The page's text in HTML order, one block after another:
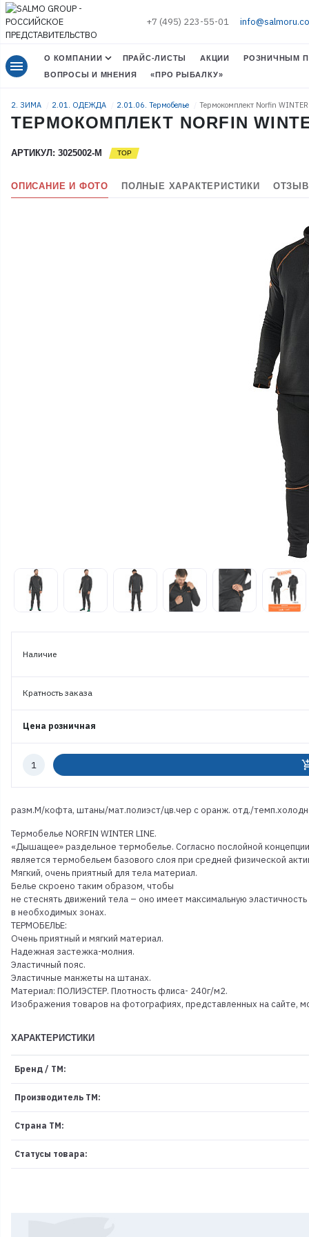
+7 (495) 223-55-01
menu О КОМПАНИИ ПРАЙС-ЛИСТЫ АКЦИИ
РОЗНИЧНЫМ
ВОПРОСЫ И МНЕНИЯ
«ПРО РЫБАЛКУ»
2. ЗИМА 2.01. ОДЕЖДА 2.01.06. Термобелье Термокомплект Norfin
ТЕРМОКОМПЛЕКТ NORFIN
АРТИКУЛ: 3025002-M
ОПИСАНИЕ И ФОТО ПОЛНЫЕ ХАРАКТЕРИСТИКИ
Наличие
Кратность заказа
Цена розничная
Количество
разм.M/кофта, штаны/мат.полиэст/цв.чер с оранж. отд./
Термобелье NORFIN WINTER LINE.
«Дышащее» раздельное термобелье. Согласно послойной
является термобельем базового слоя при средней физической
Мягкий, очень приятный для тела материал.
Белье скроено таким образом, чтобы
не стеснять движений тела – оно имеет максимальную эластичность
в необходимых зонах.
ТЕРМОБЕЛЬЕ:
Очень приятный и мягкий материал.
Надежная застежка-молния.
Эластичный пояс.
Эластичные манжеты на штанах.
Материал: ПОЛИЭСТЕР. Плотность флиса- 240г/м2.
Изображения товаров на фотографиях, представленных на сайте,
ХАРАКТЕРИСТИКИ
Бренд / ТМ:
Производитель ТМ:
Страна ТМ:
Статусы товара: